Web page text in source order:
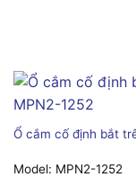
Ổ cắm cố định bắt
Model: MPN2-1252